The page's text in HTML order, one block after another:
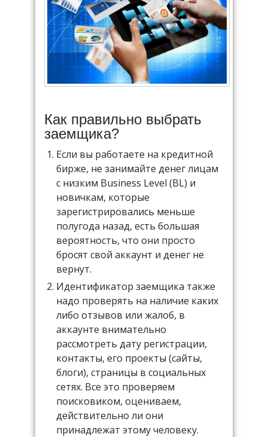
Как правильно выбрать
заемщика?
Если вы работаете на кредитной
бирже, не занимайте денег лицам
с низким Business Level (BL) и
новичкам, которые
зарегистрировались меньше
полугода назад, есть большая
вероятность, что они просто
бросят свой аккаунт и денег не
вернут.
Идентификатор заемщика также
надо проверять на наличие каких
либо отзывов или жалоб, в
аккаунте внимательно
рассмотреть дату регистрации,
контакты, его проекты (сайты,
блоги), страницы в социальных
сетях. Все это проверяем
поисковиком, оцениваем,
действительно ли они
принадлежат этому человеку.